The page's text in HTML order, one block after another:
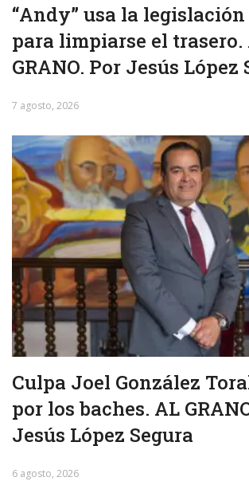
“Andy” usa la
para limpiarse el trasero.
GRANO. Por Jesús López
7 agosto, 2026
Culpa Joel González
por los baches. AL
Jesús López Segura
6 agosto, 2026